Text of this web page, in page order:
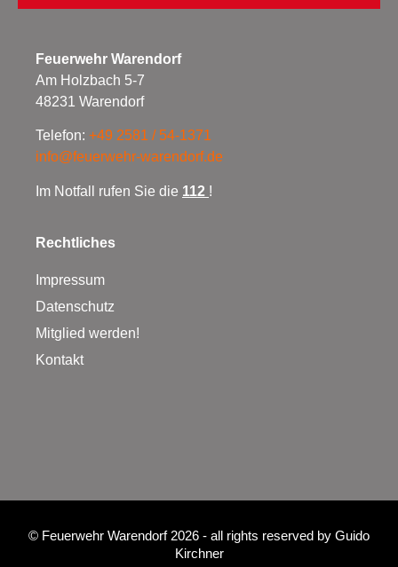
Feuerwehr Warendorf
Am Holzbach 5-7
48231 Warendorf
Telefon: +49 2581 / 54-1371
info@feuerwehr-warendorf.de
Im Notfall rufen Sie die 112 !
Rechtliches
Impressum
Datenschutz
Mitglied werden!
Kontakt
© Feuerwehr Warendorf 2026 - all rights reserved by Guido
Kirchner